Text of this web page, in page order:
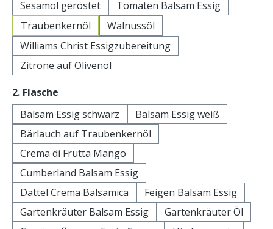
Sesamöl geröstet
Tomaten Balsam Essig
Traubenkernöl
Walnussöl
Williams Christ Essigzubereitung
Zitrone auf Olivenöl
2. Flasche
Balsam Essig schwarz
Balsam Essig weiß
Bärlauch auf Traubenkernöl
Crema di Frutta Mango
Cumberland Balsam Essig
Dattel Crema Balsamica
Feigen Balsam Essig
Gartenkräuter Balsam Essig
Gartenkräuter Öl